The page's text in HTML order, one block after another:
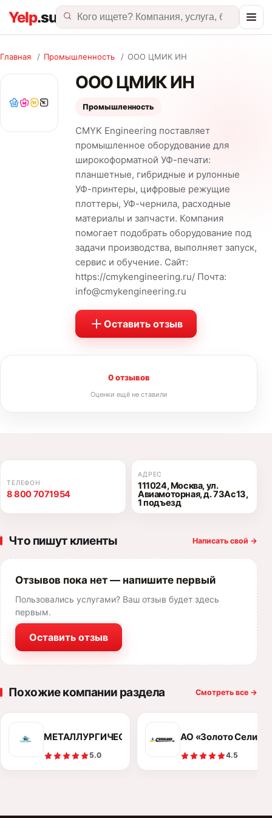
Главная / Промышленность / ООО ЦМИК ИН
ООО ЦМИК ИН
Промышленность
CMYK Engineering поставляет
промышленное оборудование для
широкоформатной УФ-печати:
планшетные, гибридные и рулонные
УФ-принтеры, цифровые режущие
плоттеры, УФ-чернила, расходные
материалы и запчасти. Компания
помогает подобрать оборудование под
задачи производства, выполняет запуск,
сервис и обучение. Сайт:
https://cmykengineering.ru/ Почта:
info@cmykengineering.ru
Оставить отзыв
0 отзывов
Оценки ещё не ставили
ТЕЛЕФОН
8 800 7071954
АДРЕС
111024, Москва, ул.
Авиамоторная, д. 73Ас13,
1 подъезд
Что пишут клиенты Написать свой →
Отзывов пока нет — напишите первый
Пользовались услугами? Ваш отзыв будет здесь
первым.
Оставить отзыв
Похожие компании раздела Смотреть все →
МЕТАЛЛУРГИЧЕСКИЙ КОМБИНАТ «ЕВРОСТАЛЬ»
5.0
АО «Золото
4.5